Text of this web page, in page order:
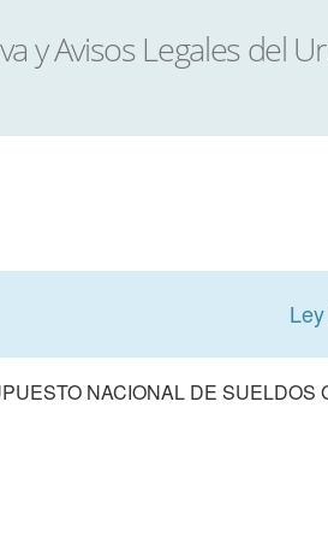
Ley
NACIONAL DE SUELDOS